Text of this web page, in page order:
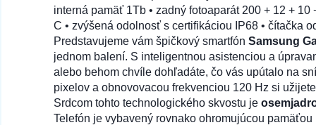
79 na sklade
FRAME puzdro pre SAMSUNG S23 Ultra
interná pamäť 1Tb • zadný fotoaparát 200 + 12 + 10
C • zvýšená odolnosť s certifikáciou IP68 • čítačka
Predstavujeme vám špičkový smartfónSamsung
jednom balení. S inteligentnou asistenciou a
alebo behom chvíle dohľadáte, čo vás upútalo na
pixelov a obnovovacou frekvenciou 120 Hz si
Srdcom tohto technologického skvostu je
Telefón je vybavený rovnako ohromujúcou pamäťou